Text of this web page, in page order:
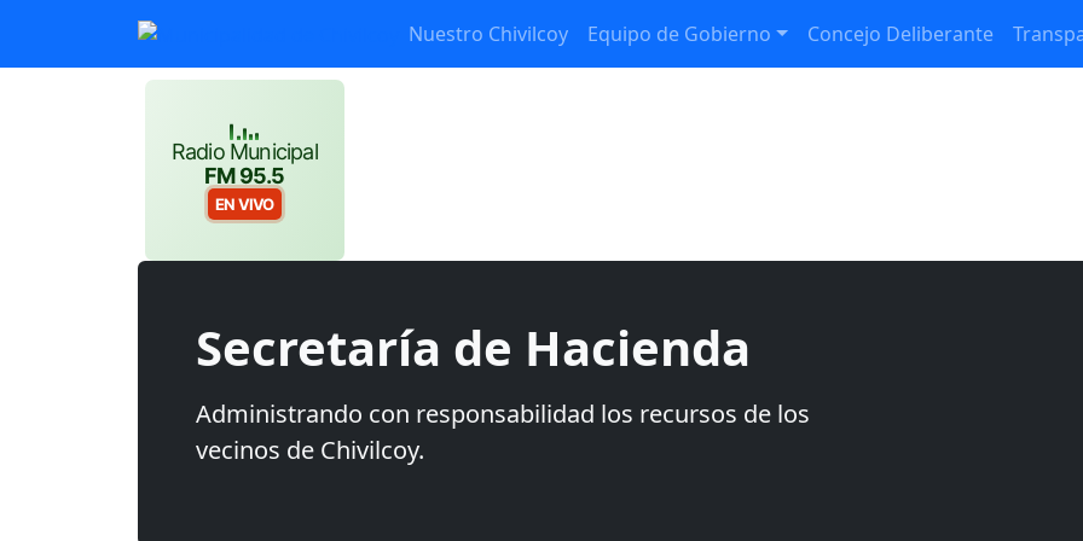
Nuestro Chivilcoy Equipo de Gobierno Concejo Deliberante
Radio Municipal
FM 95.5
EN VIVO
Secretaría de Hacienda
Administrando con responsabilidad los recursos de los
vecinos de Chivilcoy.